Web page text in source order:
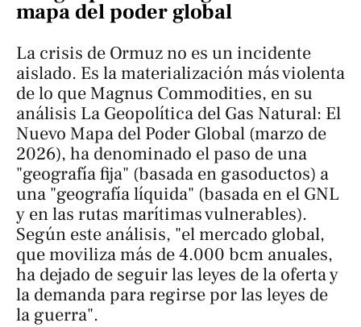
mapa del poder global
La crisis de Ormuz no es un incidente
aislado. Es la materialización más violenta
de lo que Magnus Commodities, en su
análisis La Geopolítica del Gas Natural: El
Nuevo Mapa del Poder Global (marzo de
2026), ha denominado el paso de una
"geografía fija" (basada en gasoductos) a
una "geografía líquida" (basada en el GNL
y en las rutas marítimas vulnerables).
Según este análisis, "el mercado global,
que moviliza más de 4.000 bcm anuales,
ha dejado de seguir las leyes de la oferta y
la demanda para regirse por las leyes de
la guerra".